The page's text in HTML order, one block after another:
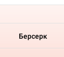
Берсерк